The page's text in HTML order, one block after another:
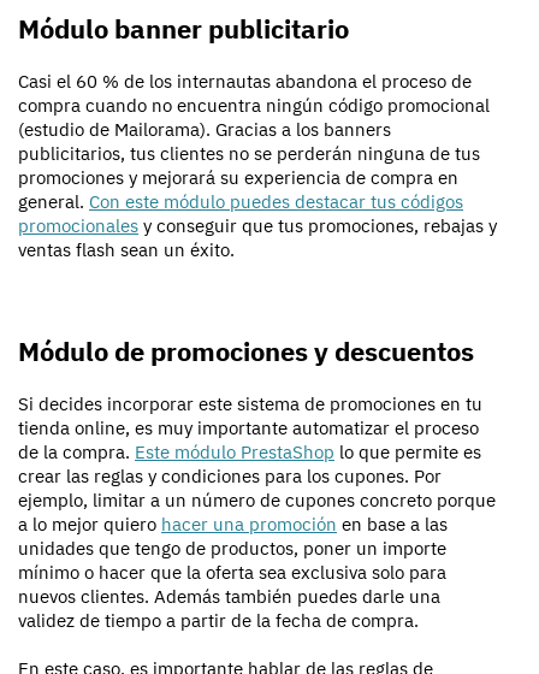
Módulo banner publicitario
Casi el 60 % de los internautas abandona el proceso de
compra cuando no encuentra ningún código promocional
(estudio de Mailorama). Gracias a los banners
publicitarios, tus clientes no se perderán ninguna de tus
promociones y mejorará su experiencia de compra en
general. Con este módulo puedes destacar tus códigos
promocionales y conseguir que tus promociones, rebajas y
ventas flash sean un éxito.
Módulo de promociones y descuentos
Si decides incorporar este sistema de promociones en tu
tienda online, es muy importante automatizar el proceso
de la compra. Este módulo PrestaShop lo que permite es
crear las reglas y condiciones para los cupones. Por
ejemplo, limitar a un número de cupones concreto porque
a lo mejor quiero hacer una promoción en base a las
unidades que tengo de productos, poner un importe
mínimo o hacer que la oferta sea exclusiva solo para
nuevos clientes. Además también puedes darle una
validez de tiempo a partir de la fecha de compra.
En este caso, es importante hablar de las reglas de